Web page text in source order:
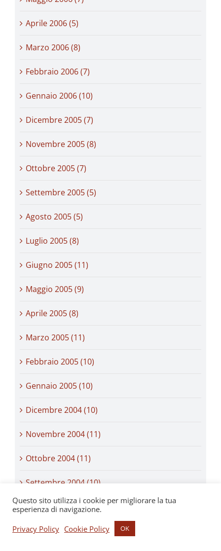
Aprile 2006 (5)
Marzo 2006 (8)
Febbraio 2006 (7)
Gennaio 2006 (10)
Dicembre 2005 (7)
Novembre 2005 (8)
Ottobre 2005 (7)
Settembre 2005 (5)
Agosto 2005 (5)
Luglio 2005 (8)
Giugno 2005 (11)
Maggio 2005 (9)
Aprile 2005 (8)
Marzo 2005 (11)
Febbraio 2005 (10)
Gennaio 2005 (10)
Dicembre 2004 (10)
Novembre 2004 (11)
Ottobre 2004 (11)
Settembre 2004 (10)
Agosto 2004 (11)
Luglio 2004 (6)
Questo sito utilizza i cookie per migliorare la tua
esperienza di navigazione.
Privacy Policy Cookie Policy OK